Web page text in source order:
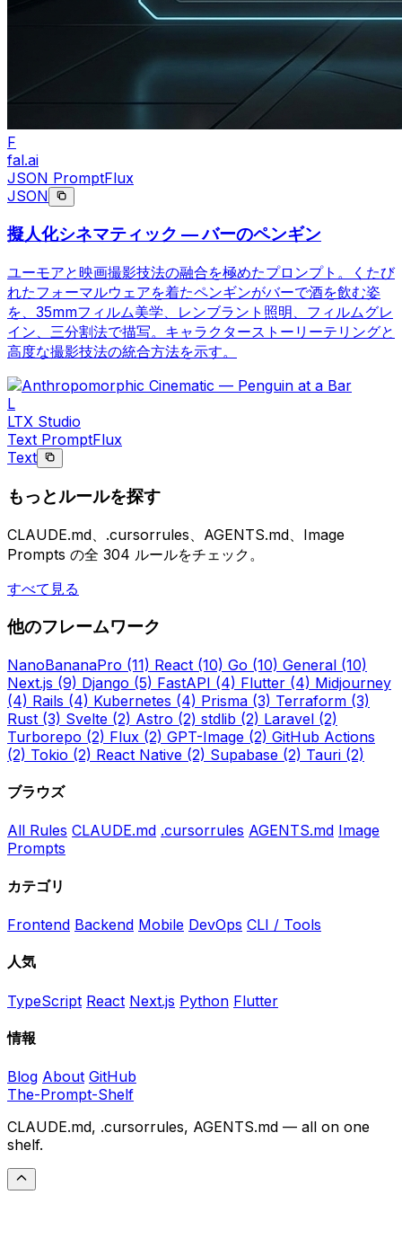
F
fal.ai
JSON PromptFlux
JSON
擬人化シネマティック — バーのペンギン
ユーモアと映画撮影技法の融合を極めたプロンプト。くたび
れたフォーマルウェアを着たペンギンがバーで酒を飲む姿
を、35mmフィルム美学、レンブラント照明、フィルムグレ
イン、三分割法で描写。キャラクターストーリーテリングと
高度な撮影技法の統合方法を示す。
L
LTX Studio
Text PromptFlux
Text
もっとルールを探す
CLAUDE.md、.cursorrules、AGENTS.md、Image
Prompts の全 304 ルールをチェック。
すべて見る
他のフレームワーク
NanoBananaPro (11) React (10) Go (10) General (10)
Next.js (9) Django (5) FastAPI (4) Flutter (4) Midjourney
(4) Rails (4) Kubernetes (4) Prisma (3) Terraform (3)
Rust (3) Svelte (2) Astro (2) stdlib (2) Laravel (2)
Turborepo (2) Flux (2) GPT-Image (2) GitHub Actions
(2) Tokio (2) React Native (2) Supabase (2) Tauri (2)
ブラウズ
All Rules CLAUDE.md .cursorrules AGENTS.md Image
Prompts
カテゴリ
Frontend Backend Mobile DevOps CLI / Tools
人気
TypeScript React Next.js Python Flutter
情報
Blog About GitHub
The-Prompt-Shelf
CLAUDE.md, .cursorrules, AGENTS.md — all on one
shelf.